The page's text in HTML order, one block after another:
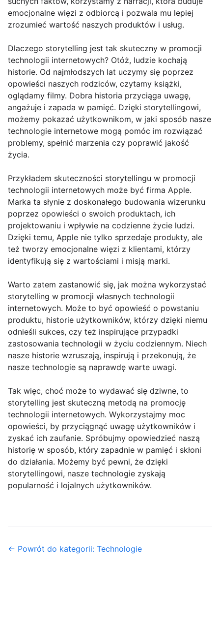
emocjonalne więzi z odbiorcą i pozwala mu lepiej
zrozumieć wartość naszych produktów i usług.
Dlaczego storytelling jest tak skuteczny w promocji
technologii internetowych? Otóż, ludzie kochają
historie. Od najmłodszych lat uczymy się poprzez
opowieści naszych rodziców, czytamy książki,
oglądamy filmy. Dobra historia przyciąga uwagę,
angażuje i zapada w pamięć. Dzięki storytellingowi,
możemy pokazać użytkownikom, w jaki sposób nasze
technologie internetowe mogą pomóc im rozwiązać
problemy, spełnić marzenia czy poprawić jakość
życia.
Przykładem skuteczności storytellingu w promocji
technologii internetowych może być firma Apple.
Marka ta słynie z doskonałego budowania wizerunku
poprzez opowieści o swoich produktach, ich
projektowaniu i wpływie na codzienne życie ludzi.
Dzięki temu, Apple nie tylko sprzedaje produkty, ale
też tworzy emocjonalne więzi z klientami, którzy
identyfikują się z wartościami i misją marki.
Warto zatem zastanowić się, jak można wykorzystać
storytelling w promocji własnych technologii
internetowych. Może to być opowieść o powstaniu
produktu, historie użytkowników, którzy dzięki niemu
odnieśli sukces, czy też inspirujące przypadki
zastosowania technologii w życiu codziennym. Niech
nasze historie wzruszają, inspirują i przekonują, że
nasze technologie są naprawdę warte uwagi.
Tak więc, choć może to wydawać się dziwne, to
storytelling jest skuteczną metodą na promocję
technologii internetowych. Wykorzystajmy moc
opowieści, by przyciągnąć uwagę użytkowników i
zyskać ich zaufanie. Spróbujmy opowiedzieć naszą
historię w sposób, który zapadnie w pamięć i skłoni
do działania. Możemy być pewni, że dzięki
storytellingowi, nasze technologie zyskają
popularność i lojalnych użytkowników.
← Powrót do kategorii: Technologie